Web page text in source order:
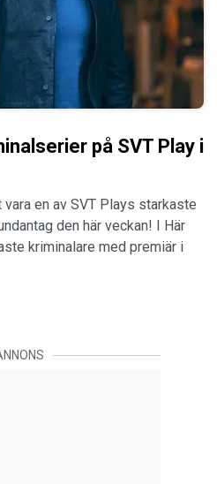
på SVT Play i
en av SVT Plays starkaste
den här veckan! I Här
kriminalare med premiär i